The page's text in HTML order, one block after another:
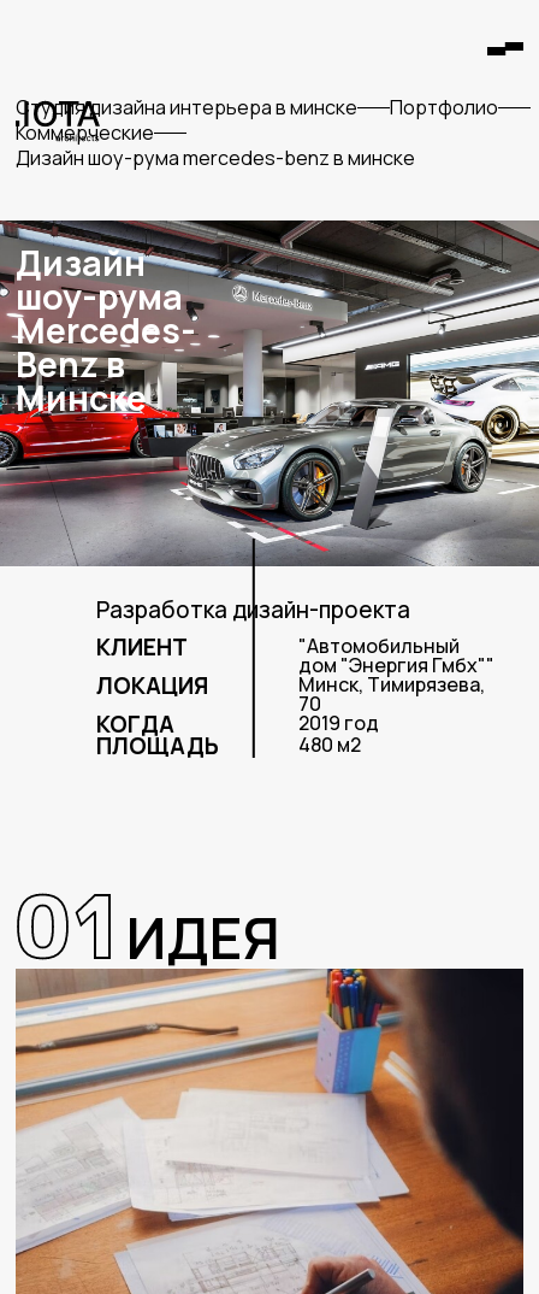
студия дизайна интерьера в минске
портфолио
коммерческие
дизайн шоу-рума mercedes-benz в минске
Дизайн
шоу-рума
Mercedes-
Benz в
Минске
Разработка дизайн-проекта
КЛИЕНТ
"Автомобильный
дом "Энергия Гмбх""
ЛОКАЦИЯ Минск, Тимирязева,
70
КОГДА 2019 год
ПЛОЩАДЬ 480 м2
01 ИДЕЯ